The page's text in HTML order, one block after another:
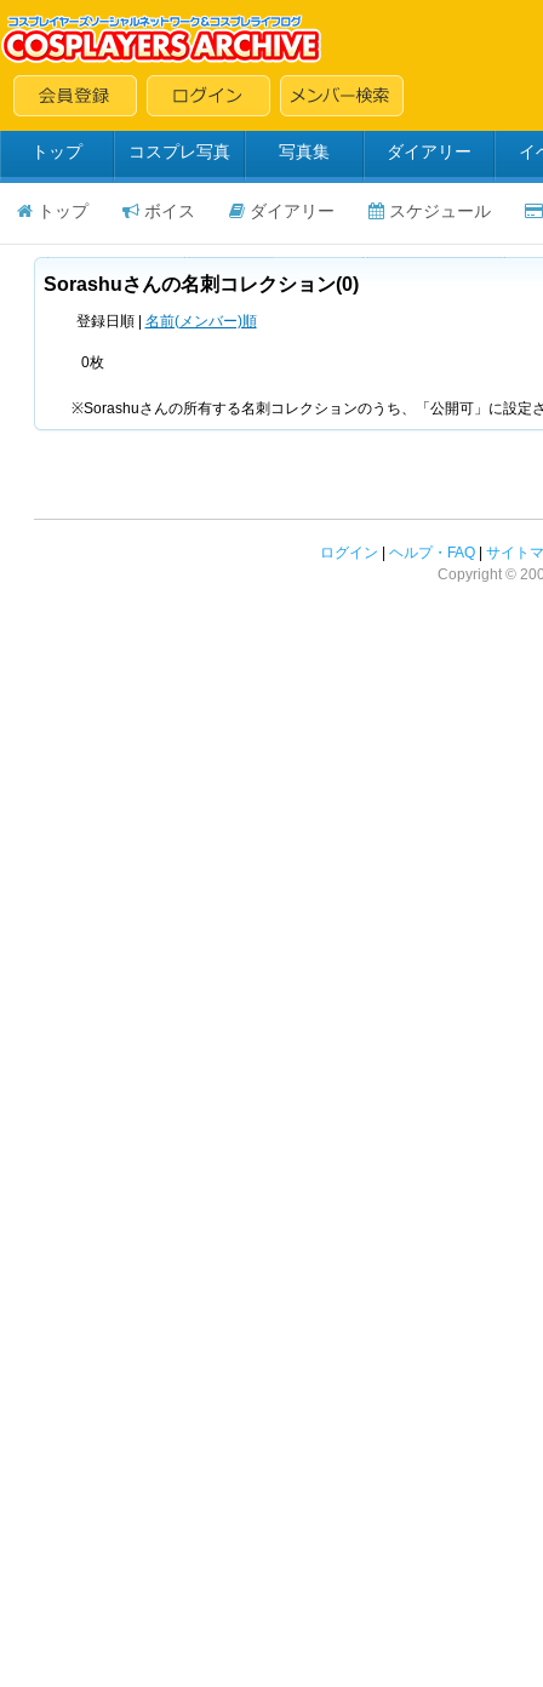
トップ コスプレ写真 写真集 ダイアリー イ
トップ ボイス ダイアリー スケジュール
Sorashuさんの名刺コレクション(0)
登録日順 | 名前(メンバー)順
0枚
※Sorashuさんの所有する名刺コレクションのうち、「公開可」に設定
ログイン ヘルプ・FAQ
サイト
Copyright ©